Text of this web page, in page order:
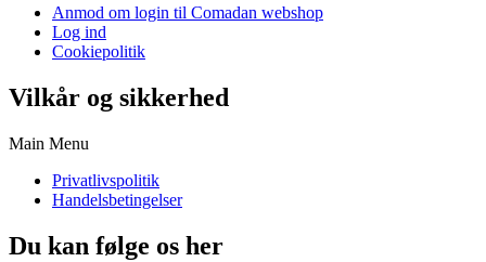
Anmod om login til Comadan webshop
Log ind
Cookiepolitik
Vilkår og sikkerhed
Main Menu
Privatlivspolitik
Handelsbetingelser
Du kan følge os her